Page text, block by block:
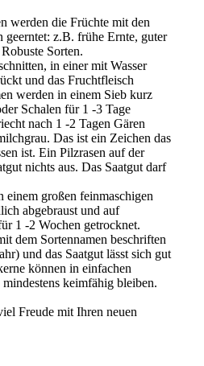
werden die Früchte mit den
geerntet: z.B. frühe Ernte, guter
Sorten.
in einer mit Wasser
und das Fruchtfleisch
werden in einem Sieb kurz
Schalen für 1 -3 Tage
nach 1 -2 Tagen Gären
Das ist ein Zeichen das
ist. Ein Pilzrasen auf der
nichts aus. Das Saatgut darf
großen feinmaschigen
abgebraust und auf
1 -2 Wochen getrocknet.
dem Sortennamen beschriften
und das Saatgut lässt sich gut
können in einfachen
keimfähig bleiben.
Freude mit Ihren neuen